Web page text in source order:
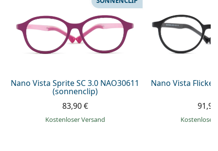
Prada
Alle Marken
Nano Vista Sprite SC 3.0 NAO30611
(sonnenclip)
83,90 €
Kostenloser Versand
Nano Vista
Kostenloser